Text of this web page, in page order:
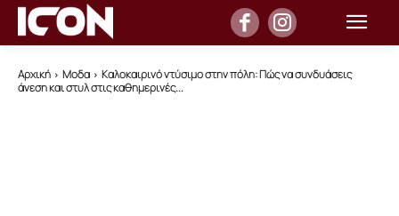
Αρχική Μοδα
Καλοκαιρινό ντύσιμο στην πόλη: Πώς να συνδυάσεις
άνεση και στυλ στις καθημερινές...